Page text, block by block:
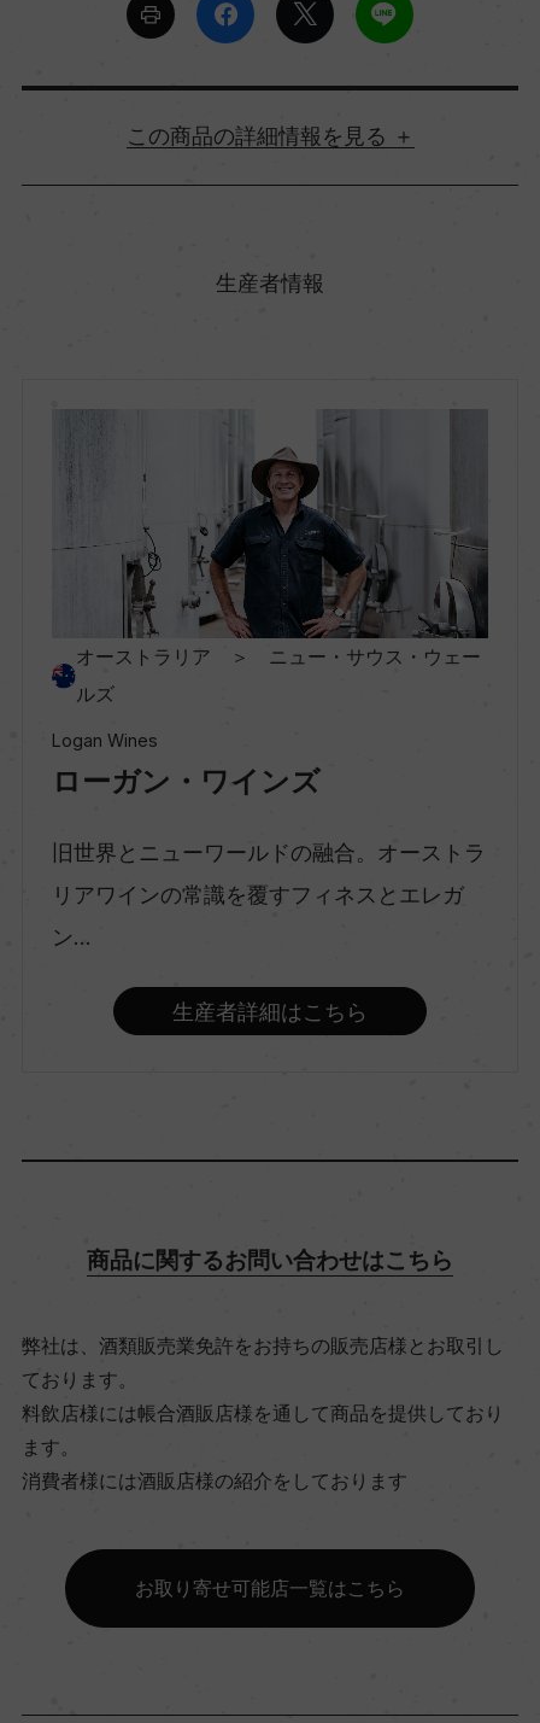
詳細情報
地区名
セントラル・レンジス
スティルワイン
味わい
シャルドネ 100%
サステナブル農法
有機JAS認証
ー
コンクール入賞歴
生産者情報
オーストラリア ＞ ニュー・サウス・ウェー
ルズ
Logan Wines
ローガン・ワインズ
旧世界とニューワールドの融合。オーストラ
リアワインの常識を覆すフィネスとエレガ
ン...
生産者詳細はこちら
商品に関するお問い合わせはこちら
弊社は、酒類販売業免許をお持ちの販売店様とお取引し
ております。
料飲店様には帳合酒販店様を通して商品を提供しており
ます。
消費者様には酒販店様の紹介をしております
お取り寄せ可能店一覧はこちら